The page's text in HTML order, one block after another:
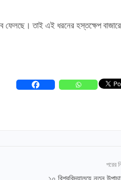
ফেলছে। তাই এই ধরনের হস্তক্ষেপ বাজারে
পরের